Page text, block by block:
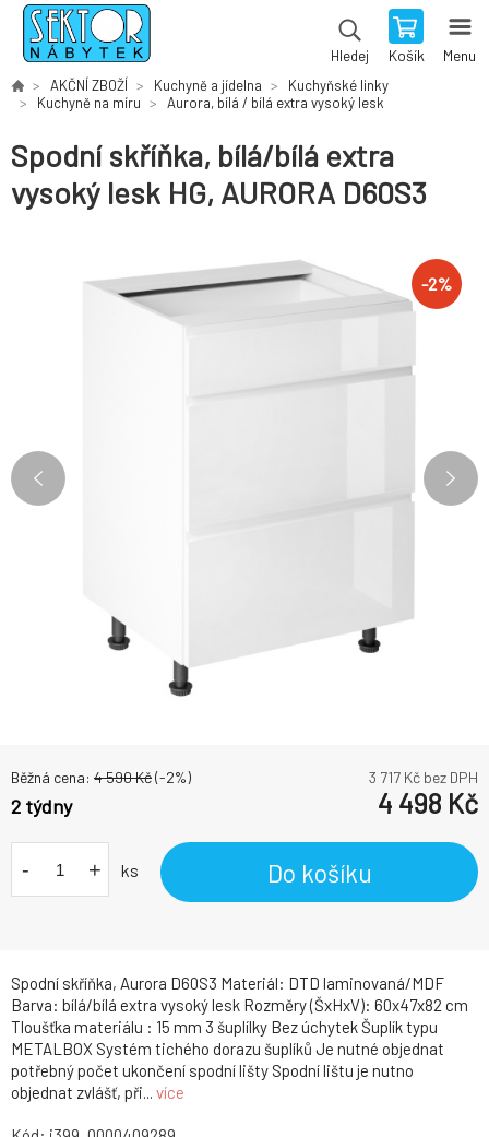
Hledej Košík Menu
AKČNÍ ZBOŽÍ Kuchyně a jídelna
Kuchyňské linky
Kuchyně na míru
Aurora, bílá / bílá extra vysoký lesk
Spodní skříňka, bílá/bílá extra
vysoký lesk HG, AURORA D60S3
-2%
Spodní skříňka, Aurora D60S3 Materiál: DTD laminovaná/MDF
Barva: bílá/bílá extra vysoký lesk Rozměry (ŠxHxV): 60x47x82 cm
Tloušťka materiálu : 15 mm 3 šuplílky Bez úchytek Šuplík typu
METALBOX Systém tichého dorazu šuplíků Je nutné objednat
potřebný počet ukončení spodní lišty Spodní lištu je nutno
objednat zvlášť, při... více
Běžná cena: 4 590Kč(-2%) 3 717 Kč bez DPH
2 týdny 4 498 Kč
- + ks Do košíku